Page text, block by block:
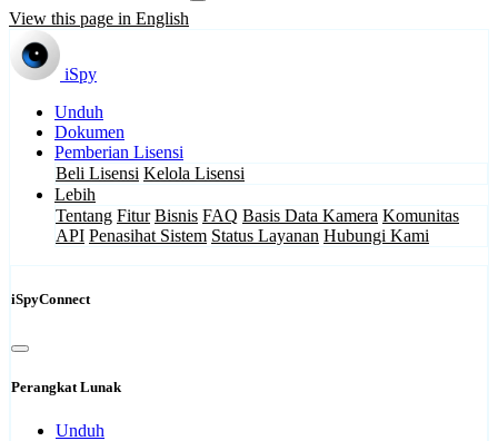
View this page in English
iSpy
Unduh
Dokumen
Pemberian Lisensi
Beli Lisensi Kelola Lisensi
Lebih
Tentang Fitur Bisnis FAQ Basis Data Kamera Komunitas
API Penasihat Sistem Status Layanan Hubungi Kami
iSpyConnect
Perangkat Lunak
Unduh